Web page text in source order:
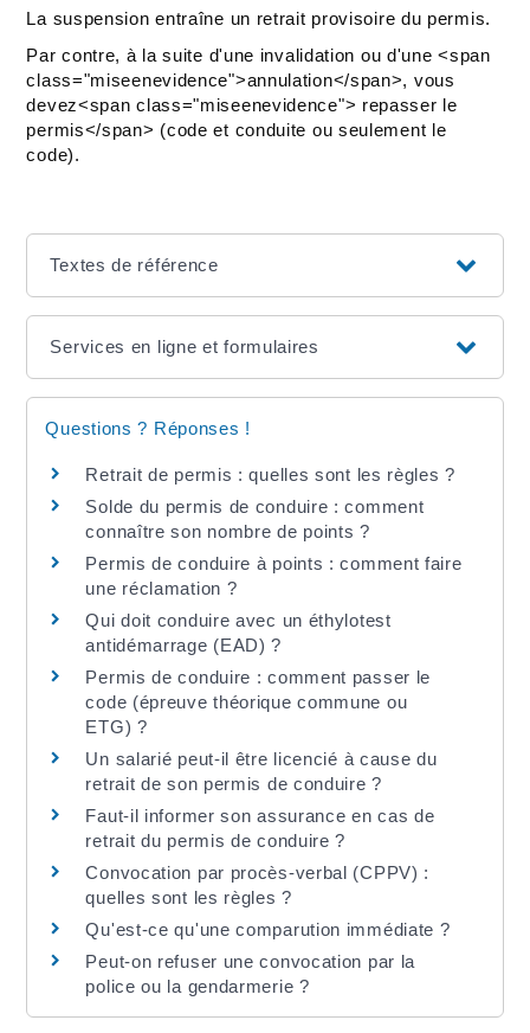
La suspension entraîne un retrait provisoire du permis.
Par contre, à la suite d'une invalidation ou d'une <span
class="miseenevidence">annulation</span>, vous
devez<span class="miseenevidence"> repasser le
permis</span> (code et conduite ou seulement le
code).
Textes de référence
Services en ligne et formulaires
Questions ? Réponses !
Retrait de permis : quelles sont les règles ?
Solde du permis de conduire : comment
connaître son nombre de points ?
Permis de conduire à points : comment faire
une réclamation ?
Qui doit conduire avec un éthylotest
antidémarrage (EAD) ?
Permis de conduire : comment passer le
code (épreuve théorique commune ou
ETG) ?
Un salarié peut-il être licencié à cause du
retrait de son permis de conduire ?
Faut-il informer son assurance en cas de
retrait du permis de conduire ?
Convocation par procès-verbal (CPPV) :
quelles sont les règles ?
Qu'est-ce qu'une comparution immédiate ?
Peut-on refuser une convocation par la
police ou la gendarmerie ?